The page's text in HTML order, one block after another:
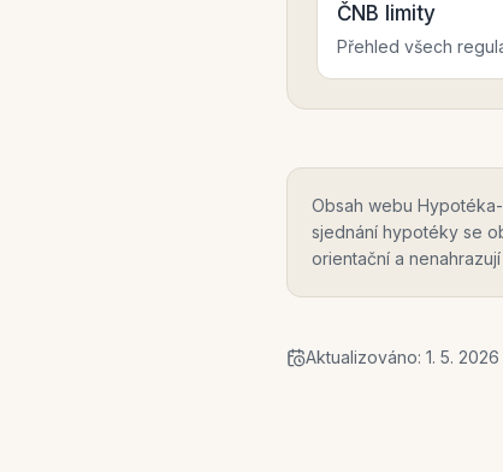
ČNB limity
Přehled všech
Obsah webu
sjednání hypotéky se
orientační a
Aktualizováno: 1. 5. 2026